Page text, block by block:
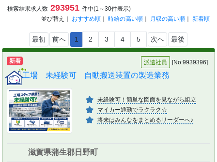
検索結果求人数 293951 件中(1～30件表示)
並び替え｜ おすすめ順 ｜ 時給の高い順 ｜ 月収の高い順 ｜ 新着順
最初 前へ 1 2 3 4 5 次へ 最後
新着 派遣社員 [No:9939396]
工場 未経験可 自動搬送装置の製造業務
未経験可！簡単な図面を見ながら組立
マイカー通勤でラクラク☆
将来はみんなをまとめるリーダーへ♪
滋賀県蒲生郡日野町